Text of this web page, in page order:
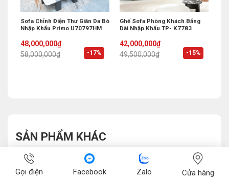
-17%
Sofa Chỉnh Điện Thư Giãn Da Bò
Nhập Khẩu Primo U70797HM
58,000,000₫
Original
price
was:
48,000,000₫
Current
price
is:
-15%
Ghế Sofa Phòng Khách Băng
Dài Nhập Khẩu TP- K7783
49,500,000₫
Original
price
was:
42,000,000₫
Current
price
is:
SẢN PHẨM KHÁC
Gọi điện Facebook Zalo Cửa hàng